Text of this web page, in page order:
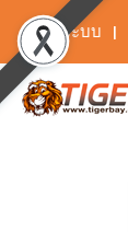
เข้าสู่ระบบ